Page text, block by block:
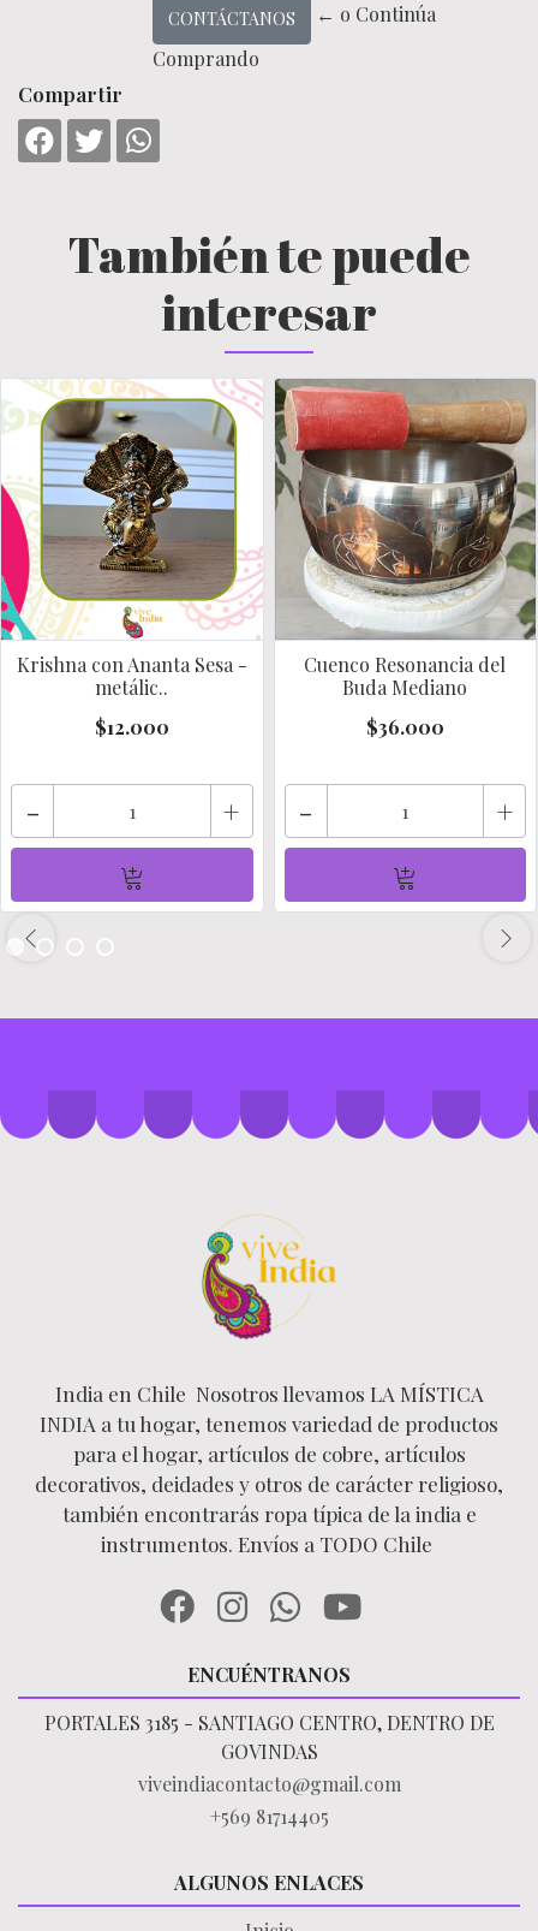
CONTÁCTANOS
← o Continúa
Comprando
Compartir
También te puede
interesar
Krishna con Ananta Sesa -
metálic..
$12.000
- +
Cuenco Resonancia del
Buda Mediano
$36.000
- +
India en Chile Nosotros llevamos LA MÍSTICA
INDIA a tu hogar, tenemos variedad de productos
para el hogar, artículos de cobre, artículos
decorativos, deidades y otros de carácter religioso,
también encontrarás ropa típica de la india e
instrumentos. Envíos a TODO Chile
ENCUÉNTRANOS
PORTALES 3185 - SANTIAGO CENTRO, DENTRO DE
GOVINDAS
viveindiacontacto@gmail.com
+569 81714405
ALGUNOS ENLACES